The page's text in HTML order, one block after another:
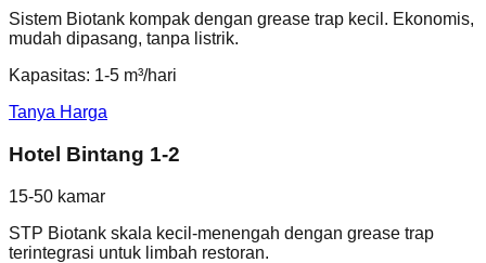
Sistem Biotank kompak dengan grease trap kecil. Ekonomis,
mudah dipasang, tanpa listrik.
Kapasitas: 1-5 m³/hari
Tanya Harga
Hotel Bintang 1-2
15-50 kamar
STP Biotank skala kecil-menengah dengan grease trap
terintegrasi untuk limbah restoran.